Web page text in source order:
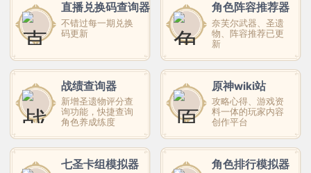
直播兑换码查询器
不错过每一期兑换
码更新
角色阵容推荐器
奈芙尔武器、圣遗
物、阵容推荐已更
新
战绩查询器
新增圣遗物评分查
询功能，快捷查询
角色养成练度
原神wiki站
攻略心得、游戏资
料一体的玩家内容
创作平台
七圣卡组模拟器 角色排行模拟器